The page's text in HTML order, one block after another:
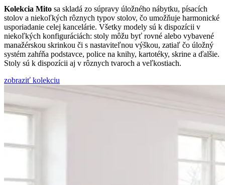
Kolekcia Mito sa skladá zo súpravy úložného nábytku, písacích
stolov a niekoľkých rôznych typov stolov, čo umožňuje harmonické
usporiadanie celej kancelárie. Všetky modely sú k dispozícii v
niekoľkých konfiguráciách: stoly môžu byť rovné alebo vybavené
manažérskou skrinkou či s nastaviteľnou výškou, zatiaľ čo úložný
systém zahŕňa podstavce, police na knihy, kartotéky, skrine a ďalšie.
Stoly sú k dispozícii aj v rôznych tvaroch a veľkostiach.
zobraziť kolekciu